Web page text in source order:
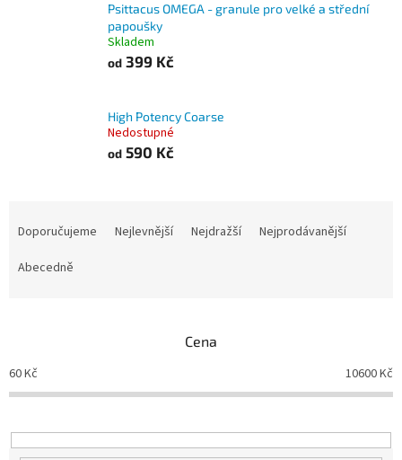
Psittacus OMEGA - granule pro velké a střední
papoušky
Skladem
od 399 Kč
High Potency Coarse
Nedostupné
od 590 Kč
o
d
k
t
Doporučujeme Nejlevnější Nejdražší
Nejprodávanější
Abecedně
Cena
60Kč 10600Kč